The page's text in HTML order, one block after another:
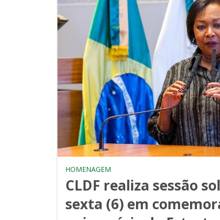
HOMENAGEM
CLDF realiza sessão
sexta (6) em